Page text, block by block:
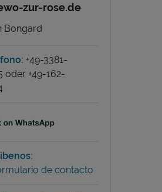
zur-rose.de
Bongard
+49-3381-
oder +49-162-
de contacto